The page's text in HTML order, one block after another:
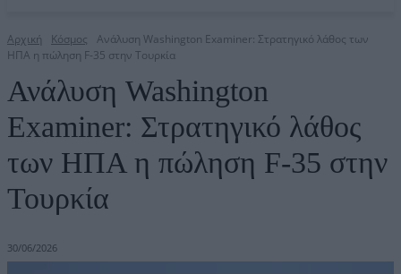
Αρχική Κόσμος
Ανάλυση Washington Examiner: Στρατηγικό λάθος των
ΗΠΑ η πώληση F-35 στην Τουρκία
Ανάλυση Washington
Examiner: Στρατηγικό λάθος
των ΗΠΑ η πώληση F-35 στην
Τουρκία
30/06/2026